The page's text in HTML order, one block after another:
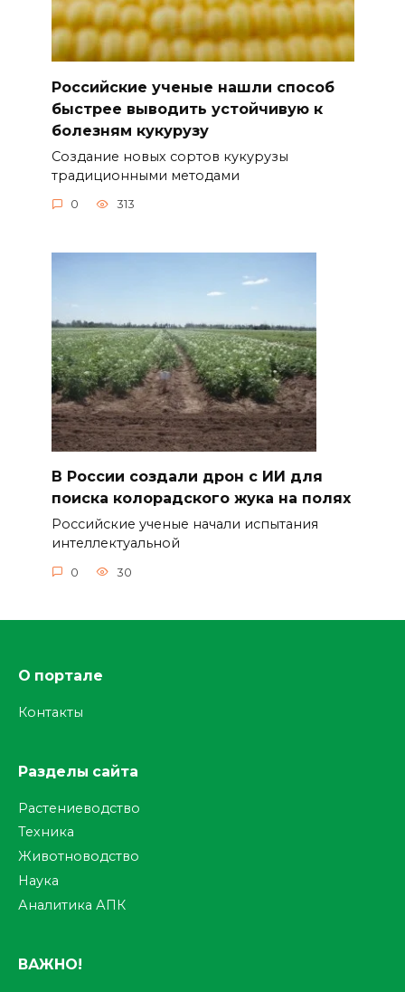
Российские ученые нашли способ
быстрее выводить устойчивую к
болезням кукурузу
Создание новых сортов кукурузы
традиционными методами
0 313
В России создали дрон с ИИ для
поиска колорадского жука на полях
Российские ученые начали испытания
интеллектуальной
0 30
О портале
Контакты
Разделы сайта
Растениеводство
Техника
Животноводство
Наука
Аналитика АПК
ВАЖНО!